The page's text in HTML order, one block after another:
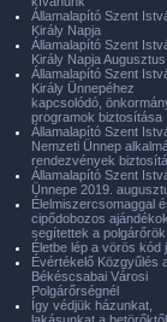
Államalapító Szent
Király Napja
Államalapító Szent
Király Napja Augusztus
Államalapító Szent
Király Ünnepéhez
kapcsolódó,
programok biztosítása
Államalapító Szent
Nemzeti Ünnep
rendezvények
Államalapító Szent
Ünnepe 2019.
Élelmiszercsomaggal
cipődobozos
segítettek a polgárőrök.
Életbe lép a vörös kód
Évértékelő Közgyűlés
Békéscsabai Városi
Polgárőrségnél
Így védjük házunkat,